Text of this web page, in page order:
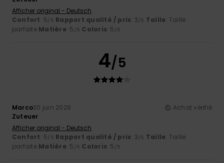
Afficher original - Deutsch
Confort: 5/5 Rapport qualité / prix: 3/5 Taille: Taille
parfaite Matière: 5 /5 Coloris: 5 /5
4/5
Marco30 juin 2026
Achat vérifié
Zuteuer
Afficher original - Deutsch
Confort: 5/5 Rapport qualité / prix: 3/5 Taille: Taille
parfaite Matière: 5 /5 Coloris: 5 /5